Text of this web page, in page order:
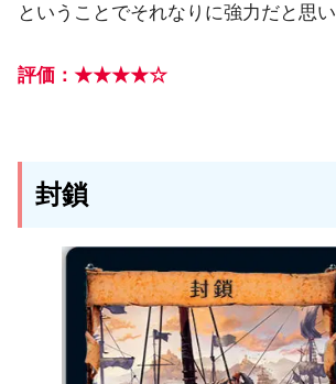
ということでそれなりに強力だと思い
評価：★★★★☆
封鎖